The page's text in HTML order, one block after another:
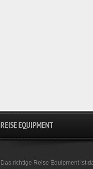
REISE EQUIPMENT
Das richtige Reise Equipment ist